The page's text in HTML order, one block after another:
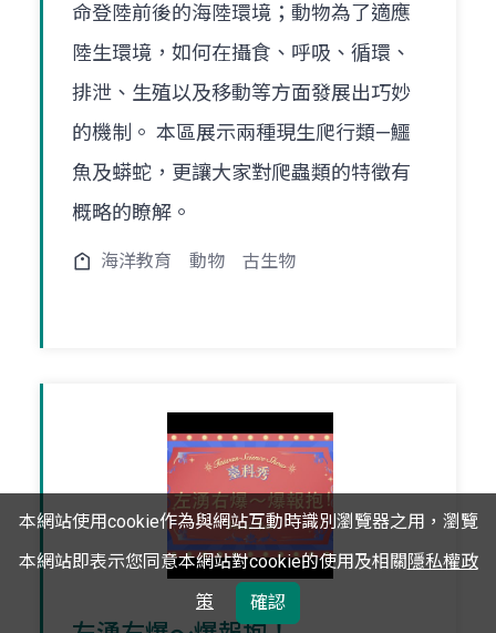
命登陸前後的海陸環境；動物為了適應
陸生環境，如何在攝食、呼吸、循環、
排泄、生殖以及移動等方面發展出巧妙
的機制。 本區展示兩種現生爬行類—鱷
魚及蟒蛇，更讓大家對爬蟲類的特徵有
概略的瞭解。
海洋教育 動物 古生物
本網站使用cookie作為與網站互動時識別瀏覽器之用，瀏覽
本網站即表示您同意本網站對cookie的使用及相關隱私權政
策
確認